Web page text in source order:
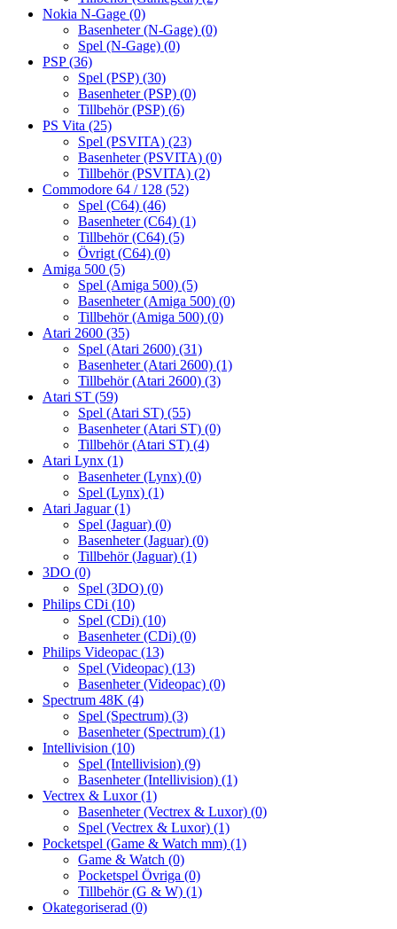
Nokia N-Gage (0)
Basenheter (N-Gage) (0)
Spel (N-Gage) (0)
PSP(36)
Spel (PSP) (30)
Basenheter (PSP) (0)
Tillbehör (PSP) (6)
PS Vita (25)
Spel (PSVITA) (23)
Basenheter (PSVITA) (0)
Tillbehör (PSVITA) (2)
Commodore 64 / 128 (52)
Spel (C64) (46)
Basenheter (C64) (1)
Tillbehör (C64) (5)
Övrigt (C64) (0)
Amiga 500 (5)
Spel (Amiga 500) (5)
Basenheter (Amiga 500) (0)
Tillbehör (Amiga 500) (0)
Atari 2600 (35)
Spel (Atari 2600) (31)
Basenheter (Atari 2600) (1)
Tillbehör (Atari 2600) (3)
Atari ST (59)
Spel (Atari ST) (55)
Basenheter (Atari ST) (0)
Tillbehör (Atari ST) (4)
Atari Lynx (1)
Basenheter (Lynx) (0)
Spel (Lynx) (1)
Atari Jaguar(1)
Spel (Jaguar) (0)
Basenheter (Jaguar) (0)
Tillbehör (Jaguar) (1)
3DO (0)
Spel (3DO) (0)
Philips CDi (10)
Spel (CDi) (10)
Basenheter (CDi) (0)
Philips Videopac (13)
Spel (Videopac) (13)
Basenheter (Videopac) (0)
Spectrum 48K (4)
Spel (Spectrum) (3)
Basenheter (Spectrum) (1)
Intellivision (10)
Spel (Intellivision) (9)
Basenheter (Intellivision) (1)
Vectrex & Luxor(1)
Basenheter (Vectrex & Luxor) (0)
Spel (Vectrex & Luxor) (1)
Pocketspel (Game & Watch mm) (1)
Game & Watch (0)
Pocketspel Övriga (0)
Tillbehör (G & W) (1)
Okategoriserad (0)